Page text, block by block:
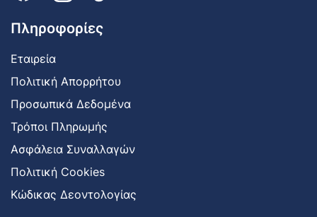
Πληροφορίες
Εταιρεία
Πολιτική Απορρήτου
Προσωπικά Δεδομένα
Τρόποι Πληρωμής
Ασφάλεια Συναλλαγών
Πολιτική Cookies
Κώδικας Δεοντολογίας